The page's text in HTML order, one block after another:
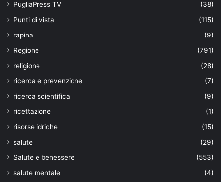
PugliaPress TV
(38)
Punti di vista
(115)
rapina
(9)
Regione
(791)
religione
(28)
ricerca e prevenzione
(7)
ricerca scientifica
(9)
ricettazione
(1)
risorse idriche
(15)
salute
(29)
Salute e benessere
(553)
salute mentale
(4)